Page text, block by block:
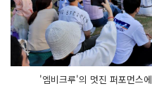
'엠비크루'의 멋진 퍼포먼스